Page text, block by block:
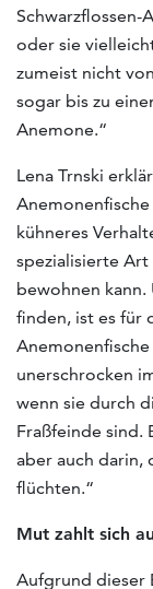
Schwarzflossen-
oder sie
zumeist nicht
sogar bis zu
Anemone.“
Lena Trnski
kühneres
spezialisierte
bewohnen
finden, ist es für
unerschrocken
wenn sie durch
Fraßfeinde sind.
aber auch darin,
flüchten.“
Mut zahlt sich
Aufgrund dieser